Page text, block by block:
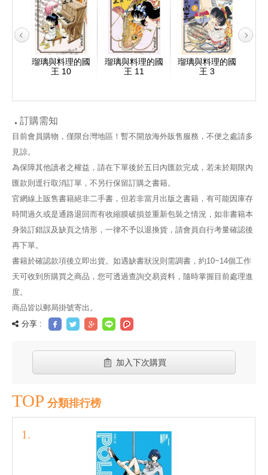
瑠璃與料理的國
王 10
瑠璃與料理的國
王 11
瑠璃與料理的國
王 3
訂購需知
目前會員購物，僅限台灣地區！暫不開放海外販售服務，不便之處請多
見諒。
為保障其他讀者之權益，請在下單後於五日內匯款完成，若未於期限內
匯款則逕行取消訂單，不另行保留訂購之書籍。
官網線上販售書籍絕非二手書，但若非當月出版之書籍，有可能因庫存
時間過久或是通路退回而有收縮膜破損並重新包裝之情況，如非書籍本
身裝訂錯誤及缺頁之情形，一律不予以退換貨，請會員自行考量確認後
再下單。
書籍於確認款項後立即出貨。如遇缺書狀況則需調書，約10~14個工作
天可收到所購買之商品，您可透過查詢交易資料，隨時掌握目前處理進
度。
商品皆以郵局掛號寄出。
分享 :
加入下次購買
TOP 分類排行榜